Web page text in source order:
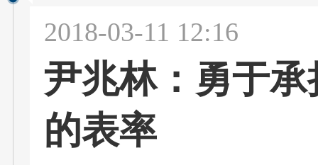
2018-03-11 12:16
尹兆林：勇于
的表率